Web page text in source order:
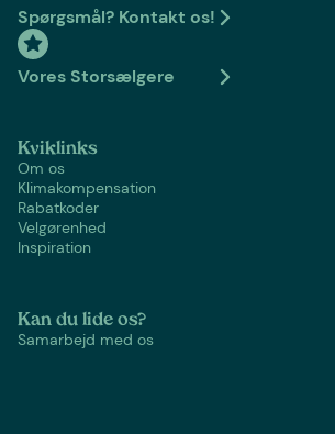
Spørgsmål? Kontakt os!
Vores Storsælgere
Kviklinks
Om os
Klimakompensation
Rabatkoder
Velgørenhed
Inspiration
Kan du lide os?
Samarbejd med os